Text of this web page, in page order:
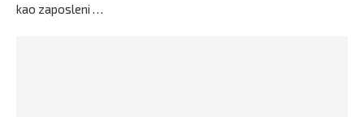
kao zaposleni …